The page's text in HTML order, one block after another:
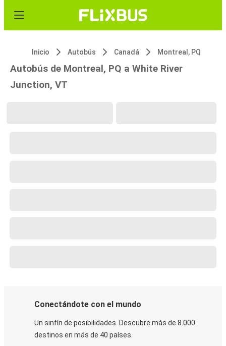
Inicio Autobús Canadá Montreal, PQ
Autobús de Montreal, PQ a White River
Junction, VT
Conectándote con el mundo
Un sinfín de posibilidades. Descubre más de 8.000
destinos en más de 40 países.